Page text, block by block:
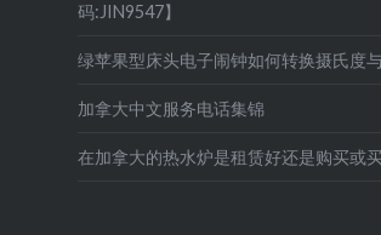
码:JIN9547】
绿苹果型床头电子闹钟如何转换摄氏度
加拿大中文服务电话集锦
在加拿大的热水炉是租赁好还是购买或